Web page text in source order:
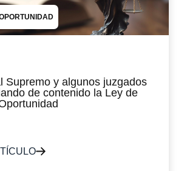
Supremo y algunos juzgados
de contenido la Ley de